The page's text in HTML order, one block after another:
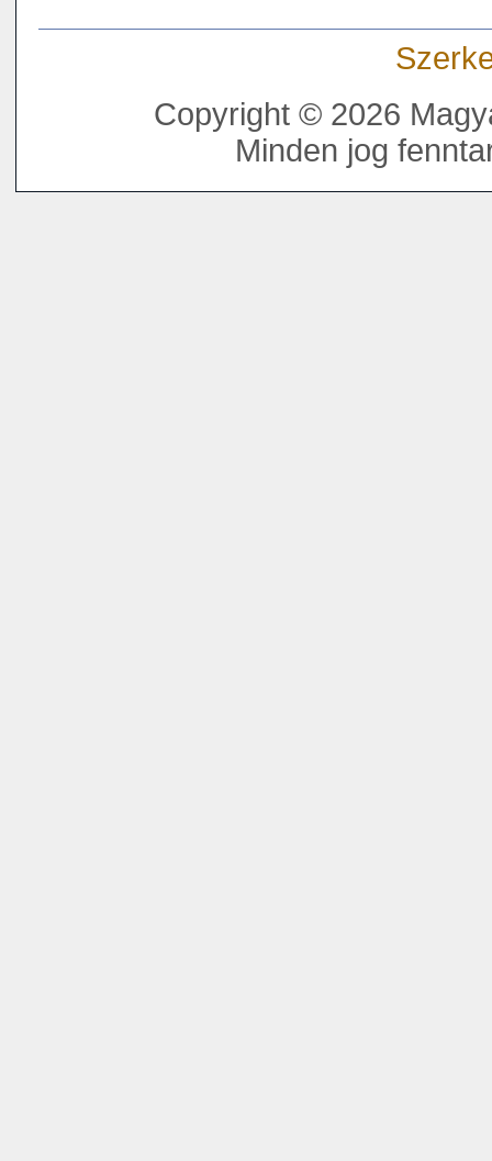
Copyright © 2026
Minden jog